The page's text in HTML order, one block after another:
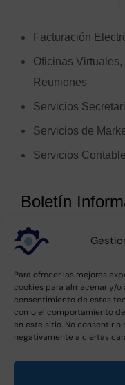
Para ofrecer las mejores
cookies para almacenar y/
consentimiento de estas
como el comportamiento
en este sitio. No consentir
negativamente a ciertas
Facturación
Oficinas
Reuniones
Servicios
Servicios de
Servicios
Consultorías
Boletín
Suscríbete a
actualizaciones